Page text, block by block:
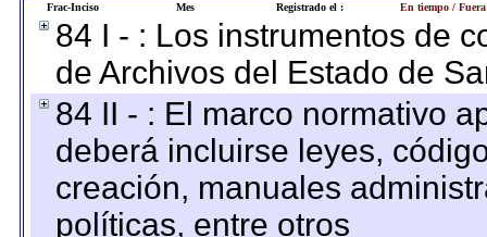
Frac-Inciso Mes Registrado el : En tiempo /
84 I - : Los instrumentos de
de Archivos del Estado de
84 II - : El marco normativo
deberá incluirse leyes,
creación, manuales
políticas, entre otros